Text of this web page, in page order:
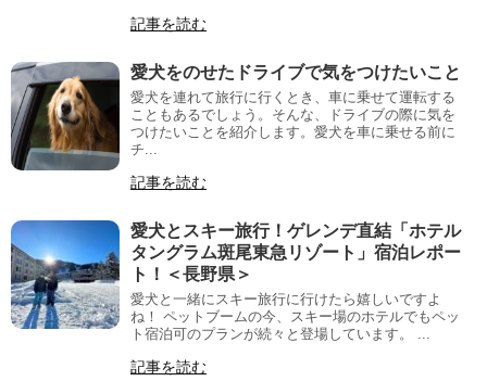
記事を読む
愛犬をのせたドライブで気をつけたいこと
愛犬を連れて旅行に行くとき、車に乗せて運転する
こともあるでしょう。そんな、ドライブの際に気を
つけたいことを紹介します。愛犬を車に乗せる前に
チ...
記事を読む
愛犬とスキー旅行！ゲレンデ直結「ホテル
タングラム斑尾東急リゾート」宿泊レポー
ト！＜長野県＞
愛犬と一緒にスキー旅行に行けたら嬉しいですよ
ね！ ペットブームの今、スキー場のホテルでもペッ
ト宿泊可のプランが続々と登場しています。 ...
記事を読む